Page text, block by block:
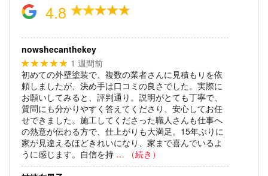
4.8
nowshecanthekey
★★★★★ 1 週間前
初めての外壁塗装で、複数の業者さんに見積もりを依
頼しましたが、決め手は口コミの良さでした。実際に
お願いしてみると、評判通り。説明がとても丁寧で、
質問にも分かりやすく答えてくださり、安心してお任
せできました。施工してくださった職人さんも仕事へ
の熱意が伝わる方で、仕上がりも大満足。15年ぶりに
家が見違えるほどきれいになり、家まで喜んでいるよ
うに感じます。自信を持 … （続き）